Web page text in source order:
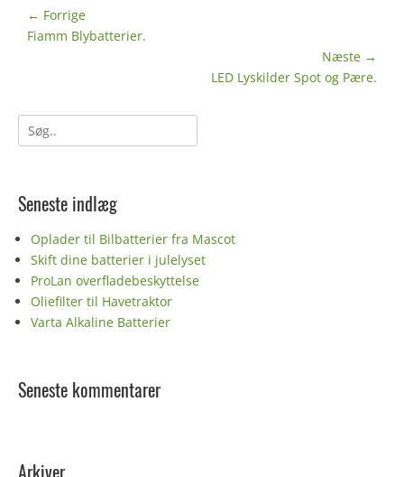
Indlægsnavigation
← Forrige
Forrige
Fiamm Blybatterier.
Næste →
LED Lyskilder Spot og Pære.
Søg
efter:
Seneste indlæg
Oplader til Bilbatterier fra Mascot
Skift dine batterier i julelyset
ProLan overfladebeskyttelse
Oliefilter til Havetraktor
Varta Alkaline Batterier
Seneste kommentarer
Arkiver